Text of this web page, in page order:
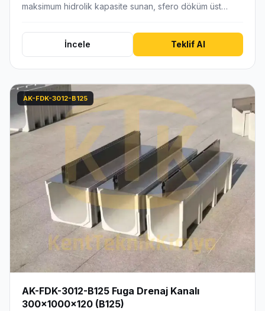
maksimum hidrolik kapasite sunan, sfero döküm üst…
İncele Teklif Al
AK-FDK-3012-B125
AK-FDK-3012-B125 Fuga Drenaj Kanalı
300x1000x120 (B125)